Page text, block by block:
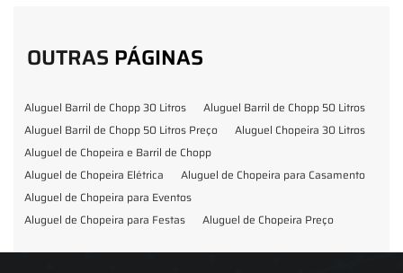
OUTRAS PÁGINAS
Aluguel Barril de Chopp 30 Litros
Aluguel Barril de Chopp 50 Litros
Aluguel Barril de Chopp 50 Litros Preço
Aluguel Chopeira 30 Litros
Aluguel de Chopeira e Barril de Chopp
Aluguel de Chopeira Elétrica
Aluguel de Chopeira para Casamento
Aluguel de Chopeira para Eventos
Aluguel de Chopeira para Festas
Aluguel de Chopeira Preço